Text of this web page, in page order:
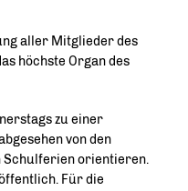
aller Mitglieder des
höchste Organ des
zu einer
von den
Schulferien orientieren.
Für die